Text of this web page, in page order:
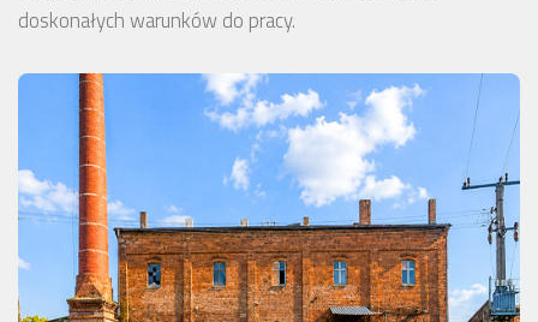
doskonałych warunków do pracy.